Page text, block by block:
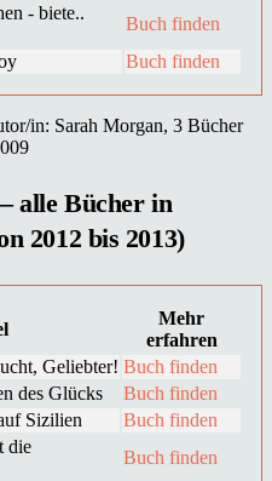
- biete..
Buch finden
Buch finden
in: Sarah Morgan, 3 Bücher
alle Bücher in
2012 bis 2013)
Mehr
erfahren
Geliebter! Buch finden
des Glücks
Buch finden
Sizilien
Buch finden
die
Buch finden